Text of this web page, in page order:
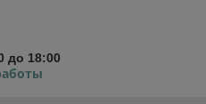
до 18:00